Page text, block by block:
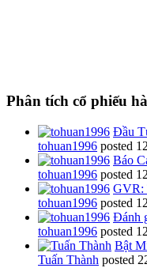
Phân tích cổ phiếu
Đầu
tohuan1996 posted
Báo
tohuan1996 posted
GVR:
tohuan1996 posted
Đánh
tohuan1996 posted
Bật
Tuấn Thành posted